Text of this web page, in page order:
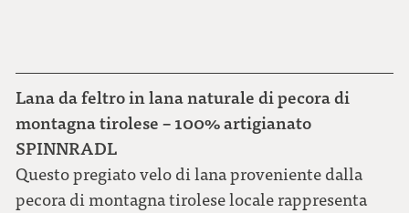
Lana da feltro in lana naturale di pecora di
montagna tirolese – 100% artigianato
SPINNRADL
Questo pregiato velo di lana proveniente dalla
pecora di montagna tirolese locale rappresenta